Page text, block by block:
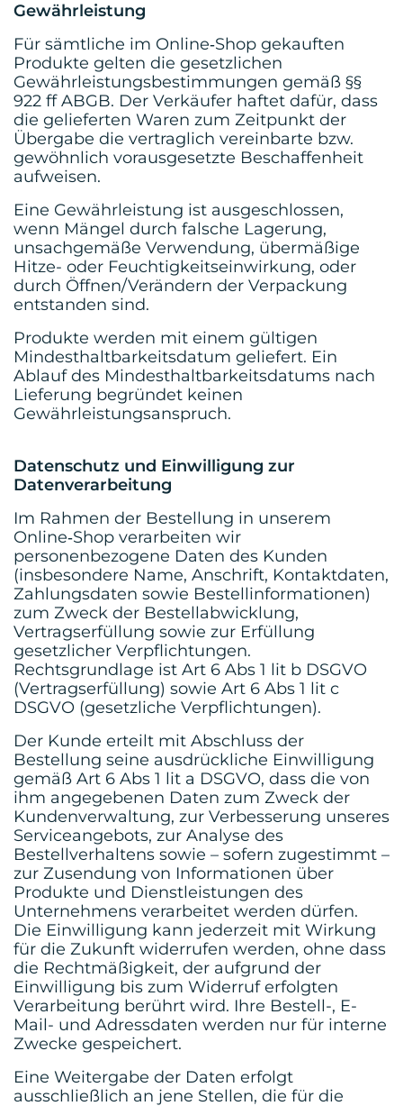
Gewährleistung
Für sämtliche im Online‑Shop gekauften
Produkte gelten die gesetzlichen
Gewährleistungsbestimmungen gemäß §§
922 ff ABGB. Der Verkäufer haftet dafür, dass
die gelieferten Waren zum Zeitpunkt der
Übergabe die vertraglich vereinbarte bzw.
gewöhnlich vorausgesetzte Beschaffenheit
aufweisen.
Eine Gewährleistung ist ausgeschlossen,
wenn Mängel durch falsche Lagerung,
unsachgemäße Verwendung, übermäßige
Hitze- oder Feuchtigkeitseinwirkung, oder
durch Öffnen/Verändern der Verpackung
entstanden sind.
Produkte werden mit einem gültigen
Mindesthaltbarkeitsdatum geliefert. Ein
Ablauf des Mindesthaltbarkeitsdatums nach
Lieferung begründet keinen
Gewährleistungsanspruch.
Datenschutz und Einwilligung zur
Datenverarbeitung
Im Rahmen der Bestellung in unserem
Online‑Shop verarbeiten wir
personenbezogene Daten des Kunden
(insbesondere Name, Anschrift, Kontaktdaten,
Zahlungsdaten sowie Bestellinformationen)
zum Zweck der Bestellabwicklung,
Vertragserfüllung sowie zur Erfüllung
gesetzlicher Verpflichtungen.
Rechtsgrundlage ist Art 6 Abs 1 lit b DSGVO
(Vertragserfüllung) sowie Art 6 Abs 1 lit c
DSGVO (gesetzliche Verpflichtungen).
Der Kunde erteilt mit Abschluss der
Bestellung seine ausdrückliche Einwilligung
gemäß Art 6 Abs 1 lit a DSGVO, dass die von
ihm angegebenen Daten zum Zweck der
Kundenverwaltung, zur Verbesserung unseres
Serviceangebots, zur Analyse des
Bestellverhaltens sowie – sofern zugestimmt –
zur Zusendung von Informationen über
Produkte und Dienstleistungen des
Unternehmens verarbeitet werden dürfen.
Die Einwilligung kann jederzeit mit Wirkung
für die Zukunft widerrufen werden, ohne dass
die Rechtmäßigkeit, der aufgrund der
Einwilligung bis zum Widerruf erfolgten
Verarbeitung berührt wird. Ihre Bestell-, E-
Mail- und Adressdaten werden nur für interne
Zwecke gespeichert.
Eine Weitergabe der Daten erfolgt
ausschließlich an jene Stellen, die für die